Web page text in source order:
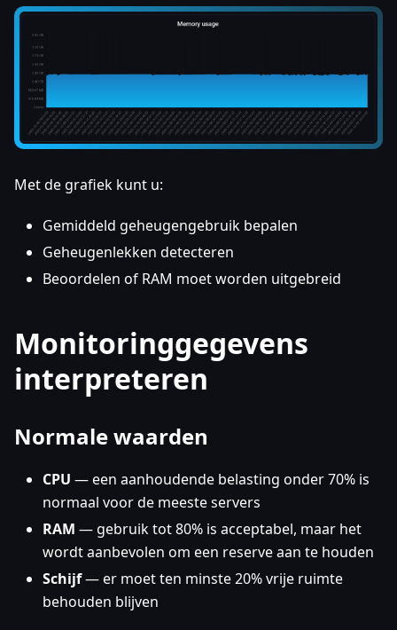
Met de grafiek kunt u:
Gemiddeld geheugengebruik bepalen
Geheugenlekken detecteren
Beoordelen of RAM moet worden uitgebreid
Monitoringgegevens
interpreteren
Normale waarden
CPU — een aanhoudende belasting onder 70% is
normaal voor de meeste servers
RAM — gebruik tot 80% is acceptabel, maar het
wordt aanbevolen om een reserve aan te houden
Schijf— er moet ten minste 20% vrije ruimte
behouden blijven